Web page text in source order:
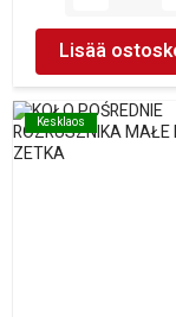
Lisää
Kesklaos
Kesklaos